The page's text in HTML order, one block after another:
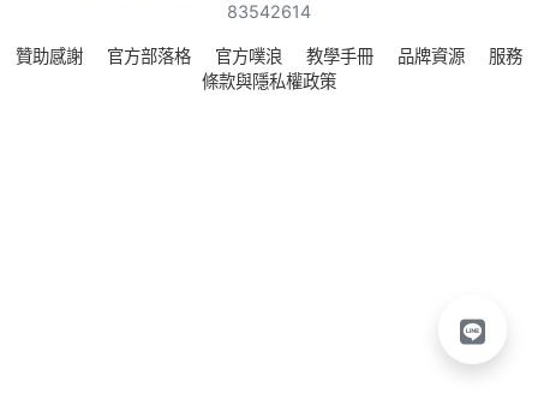
83542614
贊助感謝 官方部落格 官方噗浪 教學手冊 品牌資源
服務
條款與隱私權政策